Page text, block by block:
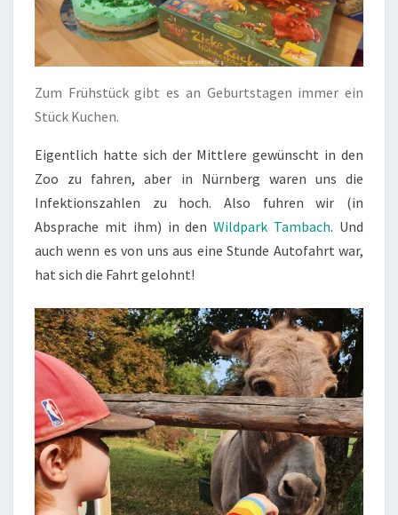
Zum Frühstück gibt es an Geburtstagen immer ein
Stück Kuchen.
Eigentlich hatte sich der Mittlere gewünscht in den
Zoo zu fahren, aber in Nürnberg waren uns die
Infektionszahlen zu hoch. Also fuhren wir (in
Absprache mit ihm) in denWildpark Tambach. Und
auch wenn es von uns aus eine Stunde Autofahrt war,
hat sich die Fahrt gelohnt!